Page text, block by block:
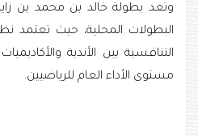
وتعد بطولة خالد بن محمد بن
البطولات المحلية، حيث تعتمد
التنافسية بين الأندية
مستوى الأداء العام للرياضيين.